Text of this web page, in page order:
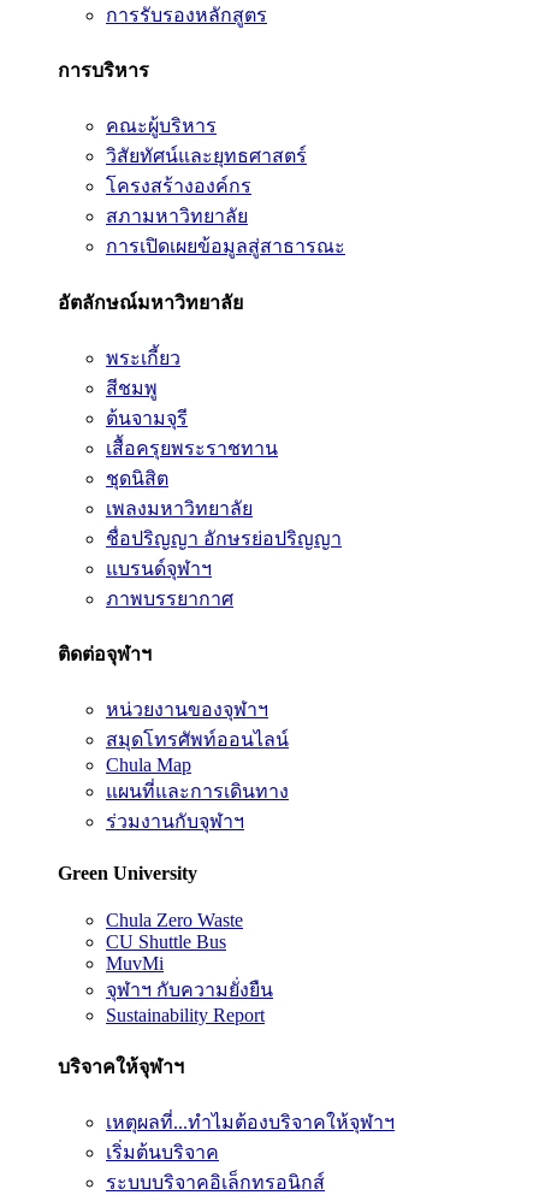
การรับรองหลักสูตร
การบริหาร
คณะผู้บริหาร
วิสัยทัศน์และยุทธศาสตร์
โครงสร้างองค์กร
สภามหาวิทยาลัย
การเปิดเผยข้อมูลสู่สาธารณะ
อัตลักษณ์มหาวิทยาลัย
พระเกี้ยว
สีชมพู
ต้นจามจุรี
เสื้อครุยพระราชทาน
ชุดนิสิต
เพลงมหาวิทยาลัย
ชื่อปริญญา อักษรย่อปริญญา
แบรนด์จุฬาฯ
ภาพบรรยากาศ
ติดต่อจุฬาฯ
หน่วยงานของจุฬาฯ
สมุดโทรศัพท์ออนไลน์
Chula Map
แผนที่และการเดินทาง
ร่วมงานกับจุฬาฯ
Green University
Chula Zero Waste
CU Shuttle Bus
MuvMi
จุฬาฯ กับความยั่งยืน
Sustainability Report
บริจาคให้จุฬาฯ
เหตุผลที่...ทำไมต้องบริจาคให้จุฬาฯ
เริ่มต้นบริจาค
ระบบบริจาคอิเล็กทรอนิกส์